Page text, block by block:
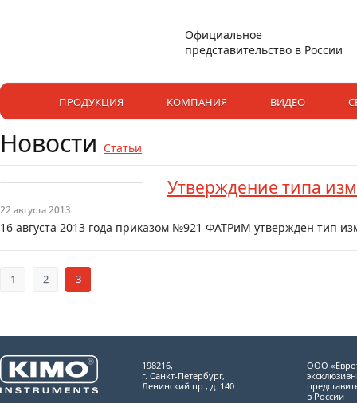
ПРОДУКЦИЯ КОМПАНИЯ ВИДЕО
Официальное
представительство в России
Новости Статьи
Утверждение типа
22 августа 2013
16 августа 2013 года приказом №921 ФАТРиМ утвержден тип
1 2 3
198216,
г. Санкт-Петербург,
Ленинский пр., д. 140
ООО
в России